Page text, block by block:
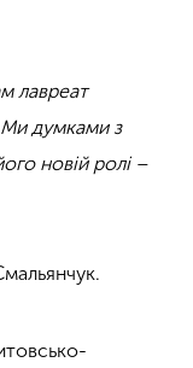
лавреат
Ми думками з
новій ролі –